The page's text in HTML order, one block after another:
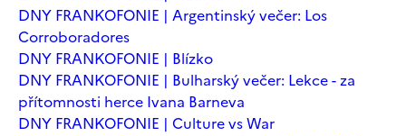
DNY FRANKOFONIE | Argentinský večer: Los
Corroboradores
DNY FRANKOFONIE | Blízko
DNY FRANKOFONIE | Bulharský večer: Lekce - za
přítomnosti herce Ivana Barneva
DNY FRANKOFONIE | Culture vs War